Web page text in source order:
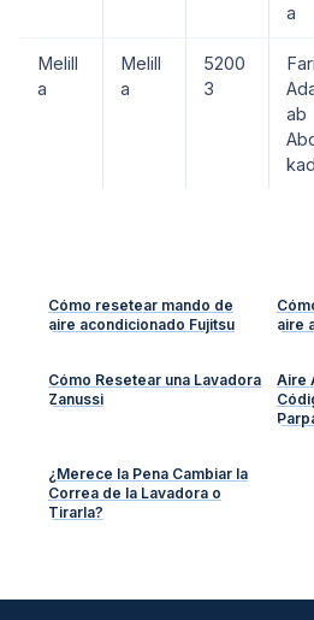
a
Melill
a
Melill
a
5200
3
ab
Cómo resetear mando de
aire acondicionado Fujitsu
aire
Cómo Resetear una Lavadora
Zanussi
Aire
¿Merece la Pena Cambiar la
Correa de la Lavadora o
Tirarla?